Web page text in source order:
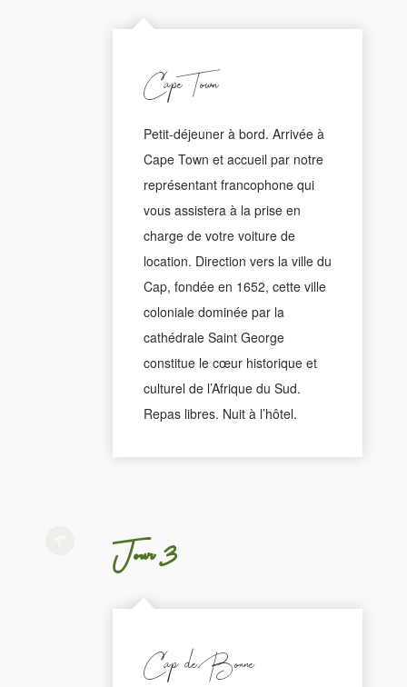
Cape Town
Petit-déjeuner à bord. Arrivée à
Cape Town et accueil par notre
représentant francophone qui
vous assistera à la prise en
charge de votre voiture de
location. Direction vers la ville du
Cap, fondée en 1652, cette ville
coloniale dominée par la
cathédrale Saint George
constitue le cœur historique et
culturel de l’Afrique du Sud.
Repas libres. Nuit à l’hôtel.
Jour 3
Cap de Bonne